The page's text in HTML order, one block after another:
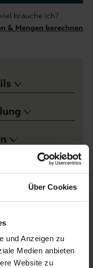
Über Cookies
und Anzeigen zu
Medien anbieten
Website zu
brauche ich?
& Mengen berechnen